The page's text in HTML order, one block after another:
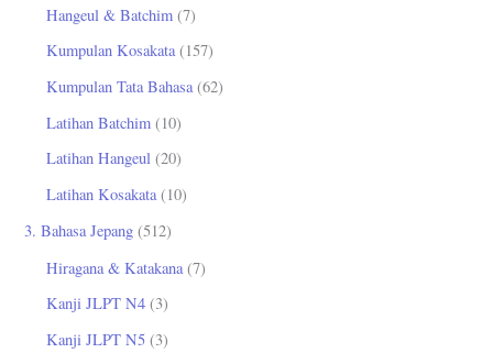
Hangeul & Batchim (7)
Kumpulan Kosakata(157)
Kumpulan Tata Bahasa(62)
Latihan Batchim (10)
Latihan Hangeul (20)
Latihan Kosakata(10)
3. Bahasa Jepang (512)
Hiragana & Katakana (7)
Kanji JLPT N4 (3)
Kanji JLPT N5 (3)